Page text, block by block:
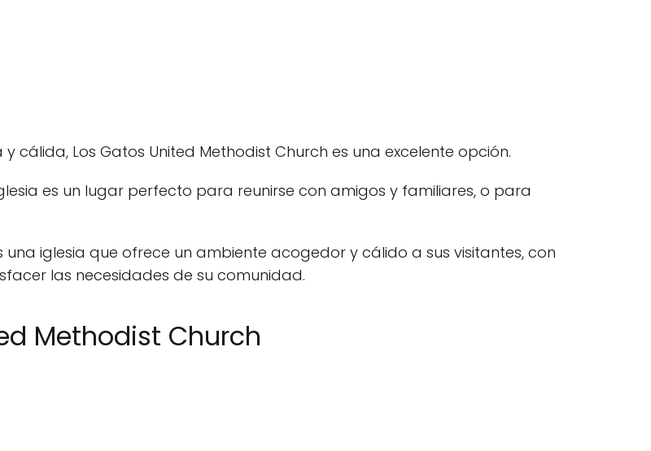
Los Gatos United Methodist Church es una excelente opción.
es un lugar perfecto para reunirse con amigos y familiares, o para
una iglesia que ofrece un ambiente acogedor y cálido a sus visitantes, con
las necesidades de su comunidad.
Methodist Church